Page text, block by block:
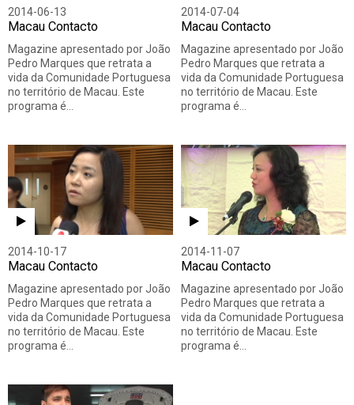
2014-06-13
Macau Contacto
Magazine apresentado por João
Pedro Marques que retrata a
vida da Comunidade Portuguesa
no território de Macau. Este
programa é…
2014-07-04
Macau Contacto
Magazine apresentado por João
Pedro Marques que retrata a
vida da Comunidade Portuguesa
no território de Macau. Este
programa é…
2014-10-17
Macau Contacto
Magazine apresentado por João
Pedro Marques que retrata a
vida da Comunidade Portuguesa
no território de Macau. Este
programa é…
2014-11-07
Macau Contacto
Magazine apresentado por João
Pedro Marques que retrata a
vida da Comunidade Portuguesa
no território de Macau. Este
programa é…